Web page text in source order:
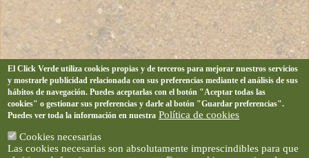
El Click Verde utiliza cookies propias y de terceros para mejorar nuestros servicios
y mostrarle publicidad relacionada con sus preferencias mediante el análisis de sus
hábitos de navegación. Puedes aceptarlas con el botón "Aceptar todas las
cookies" o gestionar sus preferencias y darle al botón "Guardar preferencias".
Puedes ver toda la información en nuestra Política de cookies
Cookies necesarias
Las cookies necesarias son absolutamente imprescindibles para que